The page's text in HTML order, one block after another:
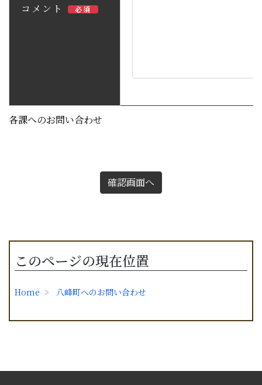
各課へのお問い合わせ
コメント 必須
確認画面へ
このページの現在位置
Home 八峰町へのお問い合わせ